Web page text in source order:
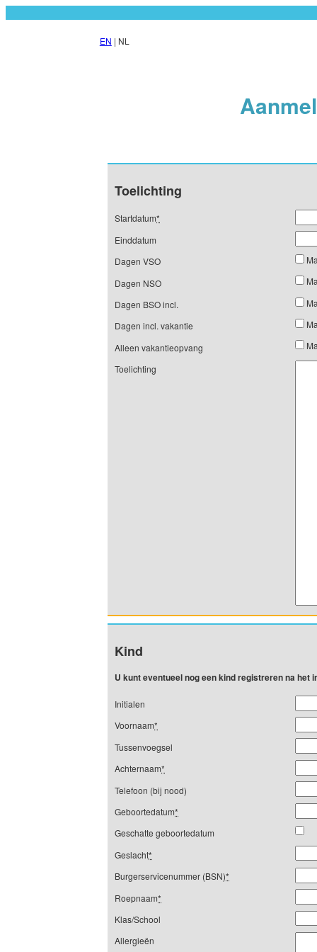
EN | NL
Toelichting
Startdatum*
Einddatum
Dagen VSO
Dagen NSO
Dagen BSO incl.
Dagen incl. vakantie
Alleen vakantieopvang
Toelichting
Kind
U kunt eventueel nog een kind registreren na het
Initialen
Voornaam*
Tussenvoegsel
Achternaam*
Telefoon (bij nood)
Geboortedatum*
Geschatte geboortedatum
Geslacht*
Burgerservicenummer (BSN)*
Roepnaam*
Klas/School
Allergieën